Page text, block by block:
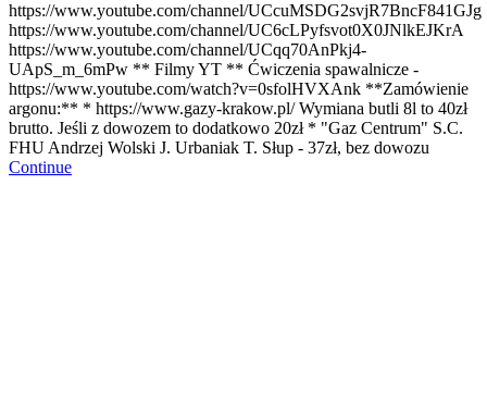
https://www.youtube.com/channel/UCcuMSDG2svjR7BncF841GJg
https://www.youtube.com/channel/UC6cLPyfsvot0X0JNlkEJKrA
https://www.youtube.com/channel/UCqq70AnPkj4-
UApS_m_6mPw ** Filmy YT ** Ćwiczenia spawalnicze -
https://www.youtube.com/watch?v=0sfolHVXAnk **Zamówienie
argonu:** * https://www.gazy-krakow.pl/ Wymiana butli 8l to 40zł
brutto. Jeśli z dowozem to dodatkowo 20zł * "Gaz Centrum" S.C.
FHU Andrzej Wolski J. Urbaniak T. Słup - 37zł, bez dowozu
Continue